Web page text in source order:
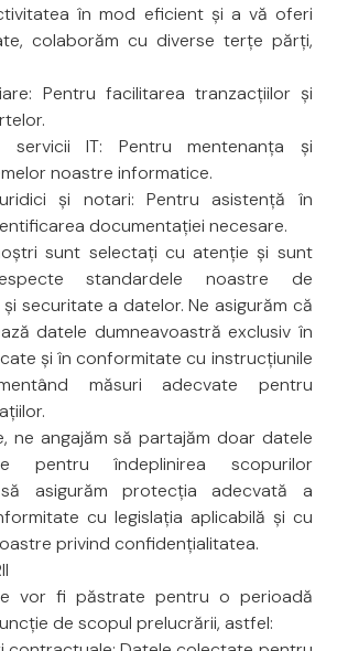
în mod eficient și a vă oferi
colaborăm cu diverse terțe părți,
Pentru facilitarea tranzacțiilor și
IT: Pentru mentenanța și
noastre informatice.
și notari: Pentru asistență în
documentației necesare.
sunt selectați cu atenție și sunt
standardele noastre de
securitate a datelor. Ne asigurăm că
datele dumneavoastră exclusiv în
și în conformitate cu instrucțiunile
măsuri adecvate pentru
ne angajăm să partajăm doar datele
pentru îndeplinirea scopurilor
asigurăm protecția adecvată a
cu legislația aplicabilă și cu
privind confidențialitatea.
vor fi păstrate pentru o perioadă
de scopul prelucrării, astfel: